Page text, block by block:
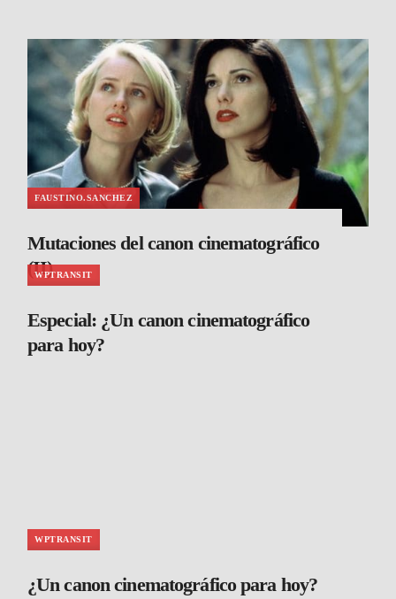
FAUSTINO.SANCHEZ
Mutaciones del canon cinematográfico
(II)
WPTRANSIT
Especial: ¿Un canon cinematográfico
para hoy?
WPTRANSIT
¿Un canon cinematográfico para hoy?